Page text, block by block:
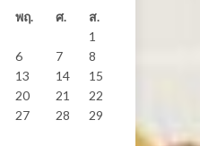
ว่า 288 ล้าน
เจ้าภาพ “เมือง
-“ตาปีเกมส์ 69”
ญ่...
พฤ. ศ.
ส.
1
6 7
8
13 14
15
20 21
22
27 28
29